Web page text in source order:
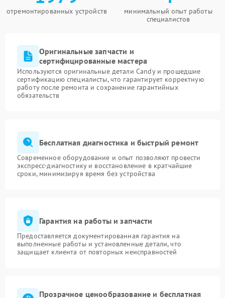
отремонтированных устройств
минимальный опыт работы
специалистов
Оригинальные запчасти и
сертифицированные мастера
Используются оригинальные детали Candy и прошедшие
сертификацию специалисты, что гарантирует корректную
работу после ремонта и сохранение гарантийных
обязательств
Бесплатная диагностика и быстрый ремонт
Современное оборудование и опыт позволяют провести
экспресс-диагностику и восстановление в кратчайшие
сроки, минимизируя время без устройства
Гарантия на работы и запчасти
Предоставляется документированная гарантия на
выполненные работы и установленные детали, что
защищает клиента от повторных неисправностей
Прозрачное ценообразование и бесплатная